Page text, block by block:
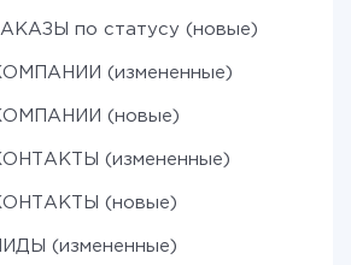
по статусу (новые)
(измененные)
(новые)
(измененные)
(новые)
(измененные)